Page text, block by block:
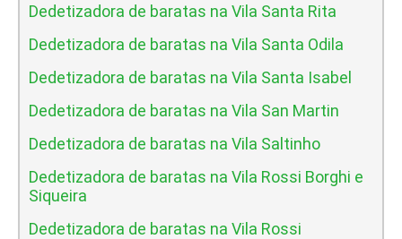
Dedetizadora de baratas na Vila Santa Rita
Dedetizadora de baratas na Vila Santa Odila
Dedetizadora de baratas na Vila Santa Isabel
Dedetizadora de baratas na Vila San Martin
Dedetizadora de baratas na Vila Saltinho
Dedetizadora de baratas na Vila Rossi Borghi e
Siqueira
Dedetizadora de baratas na Vila Rossi